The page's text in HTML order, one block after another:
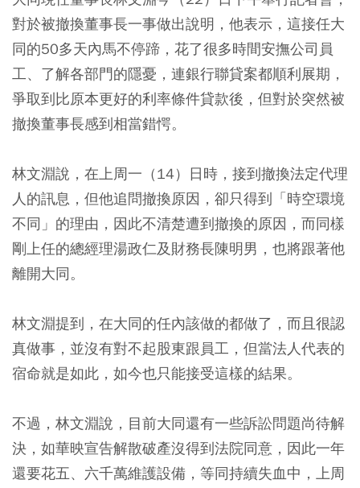
對於被撤換董事長一事做出說明，他表示，這接任大
同的50多天內馬不停蹄，花了很多時間安撫公司員
工、了解各部門的隱憂，連銀行聯貸案都順利展期，
爭取到比原本更好的利率條件貸款後，但對於突然被
撤換董事長感到相當錯愕。
林文淵說，在上周一（14）日時，接到撤換法定代理
人的訊息，但他追問撤換原因，卻只得到「時空環境
不同」的理由，因此不清楚遭到撤換的原因，而同樣
剛上任的總經理湯政仁及財務長陳明男，也將跟著他
離開大同。
林文淵提到，在大同的任內該做的都做了，而且很認
真做事，並沒有對不起股東跟員工，但當法人代表的
宿命就是如此，如今也只能接受這樣的結果。
不過，林文淵說，目前大同還有一些訴訟問題尚待解
決，如華映宣告解散破產沒得到法院同意，因此一年
還要花五、六千萬維護設備，等同持續失血中，上周